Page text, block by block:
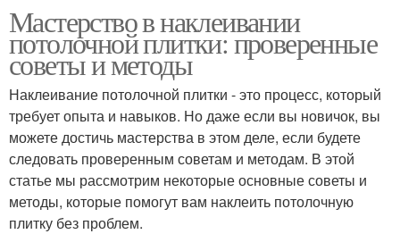
Мастерство в наклеивании
потолочной плитки: проверенные
советы и методы
Наклеивание потолочной плитки - это процесс, который
требует опыта и навыков. Но даже если вы новичок, вы
можете достичь мастерства в этом деле, если будете
следовать проверенным советам и методам. В этой
статье мы рассмотрим некоторые основные советы и
методы, которые помогут вам наклеить потолочную
плитку без проблем.